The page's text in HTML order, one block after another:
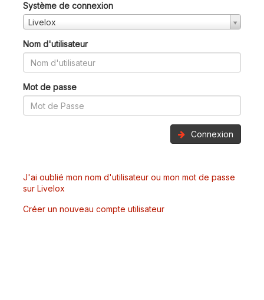
Système de connexion
Livelox
Nom d'utilisateur
Mot de passe
Connexion
J'ai oublié mon nom d'utilisateur ou mon mot de passe
sur Livelox
Créer un nouveau compte utilisateur